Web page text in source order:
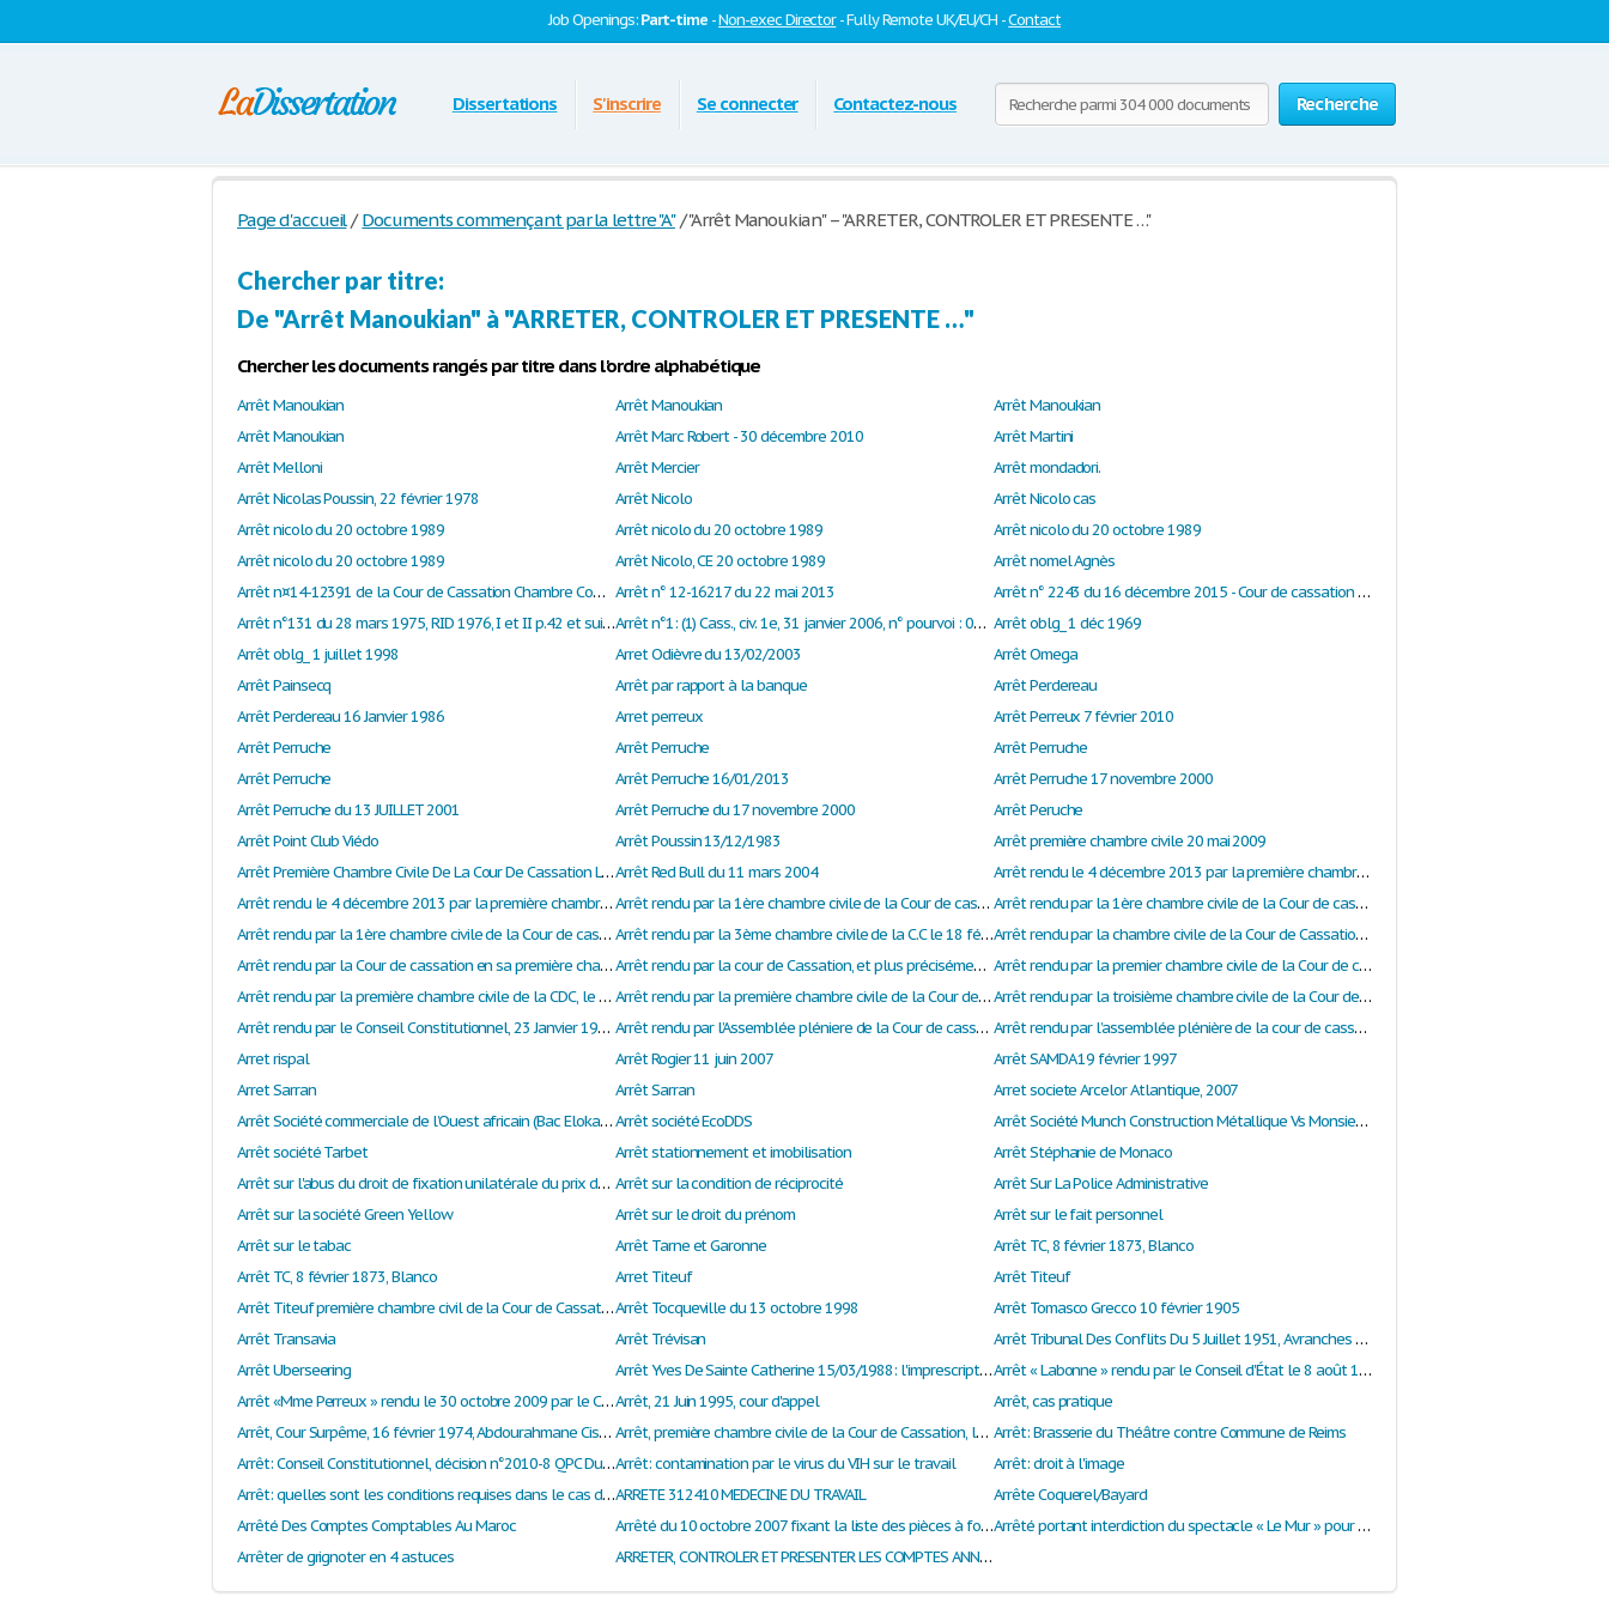
Job Openings:Part-time -Non-exec Director- Fully Remote UK/EU/CH -Contact
Recherche
Dissertations S'inscrire Se connecter Contactez-nous
Page d'accueil / Documents commençant par la lettre "A" /"Arrêt Manoukian" – "ARRETER, CONTROLER ET PRESENTE …"
Chercher par titre:
De "Arrêt Manoukian" à "ARRETER, CONTROLER ET PRESENTE …"
Chercher les documents rangés par titre dans l'ordre alphabétique
Arrêt Manoukian Arrêt Manoukian
Arrêt Manoukian
Arrêt Manoukian
Arrêt Marc Robert - 30 décembre 2010
Arrêt Martini
Arrêt Melloni
Arrêt Mercier
Arrêt mondadori.
Arrêt Nicolas Poussin, 22 février 1978
Arrêt Nicolo
Arrêt Nicolo cas
Arrêt nicolo du 20 octobre 1989
Arrêt nicolo du 20 octobre 1989
Arrêt nicolo du 20 octobre 1989
Arrêt nicolo du 20 octobre 1989
Arrêt Nicolo, CE 20 octobre 1989
Arrêt nomel Agnès
Arrêt n¤14-12391 de la Cour de Cassation Chambre Commerciale Arrêt n° 12-16217 du 22 mai 2013
Arrêt n° 2243 du 16 décembre 2015 - Cour de cassation - Chambre sociale
Arrêt n°131 du 28 mars 1975, RID 1976, I et II p.42 et suivants
Arrêt n°1: (1) Cass., civ. 1e, 31 janvier 2006, n° pourvoi : 02-19398 Arrêt oblg_ 1 déc 1969
Arrêt oblg_ 1 juillet 1998
Arret Odièvre du 13/02/2003
Arrêt Omega
Arrêt Painsecq
Arrêt par rapport à la banque
Arrêt Perdereau
Arrêt Perdereau 16 Janvier 1986
Arret perreux
Arrêt Perreux 7 février 2010
Arrêt Perruche
Arrêt Perruche
Arrêt Perruche
Arrêt Perruche
Arrêt Perruche 16/01/2013
Arrêt Perruche 17 novembre 2000
Arrêt Perruche du 13 JUILLET 2001
Arrêt Perruche du 17 novembre 2000
Arrêt Peruche
Arrêt Point Club Viédo
Arrêt Poussin 13/12/1983
Arrêt première chambre civile 20 mai 2009
Arrêt Première Chambre Civile De La Cour De Cassation Le 4 Novembre 2011Arrêt Red Bull du 11 mars 2004
Arrêt rendu le 4 décembre 2013 par la première chambre civile de la Cour de cassation relatif au principe de prohibition d’un mariage.
Arrêt rendu le 4 décembre 2013 par la première chambre civile de la Cour de cassation relatif au principe de prohibition d’un mariage.
Arrêt rendu par la 1ère chambre civile de la Cour de cassation du 25 avril 2007
Arrêt rendu par la 1ère chambre civile de la Cour de cassation le 25 février 2016
Arrêt rendu par la 1ère chambre civile de la Cour de cassation le 28 janvier 2015
Arrêt rendu par la 3ème chambre civile de la C.C le 18 février 2015
Arrêt rendu par la chambre civile de la Cour de Cassation le 2 décembre 1997 relatif à la nullité du mariage
Arrêt rendu par la Cour de cassation en sa première chambre civil, le 3 mai 2000.
Arrêt rendu par la cour de Cassation, et plus précisément par l’assemblée plénière, le 11 décembre 1992.
Arrêt rendu par la premier chambre civile de la Cour de cassation en date du 29 octobre 2014: Campinoise et Ferrand Company
Arrêt rendu par la première chambre civile de la CDC, le 17 décembre 2015
Arrêt rendu par la première chambre civile de la Cour de cassation le 6 février 2008 à propos de l’établissement d’un acte d’enfant sans vie
Arrêt rendu par la troisième chambre civile de la Cour de cassation en date du 28 novembre 2019
Arrêt rendu par le Conseil Constitutionnel, 23 Janvier 1987, Conseil De La Concurrence
Arrêt rendu par l’Assemblée pléniere de la Cour de cassation du 29 juin 2001
Arrêt rendu par l’assemblée plénière de la cour de cassation le 31 mai 1991
Arret rispal
Arrêt Rogier 11 juin 2007
Arrêt SAMDA 19 février 1997
Arret Sarran
Arrêt Sarran
Arret societe Arcelor Atlantique, 2007
Arrêt Société commerciale de l’Ouest africain (Bac Eloka) - Droit administratifArrêt société EcoDDS
Arrêt Société Munch Construction Métallique Vs Monsieur X
Arrêt société Tarbet
Arrêt stationnement et imobilisation
Arrêt Stéphanie de Monaco
Arrêt sur l'abus du droit de fixation unilatérale du prix dans le cadre d'un contrat d'approvisionnement exclusif Arrêt sur la condition de réciprocité
Arrêt Sur La Police Administrative
Arrêt sur la société Green Yellow
Arrêt sur le droit du prénom
Arrêt sur le fait personnel
Arrêt sur le tabac
Arrêt Tarne et Garonne
Arrêt TC, 8 février 1873, Blanco
Arrêt TC, 8 février 1873, Blanco
Arret Titeuf
Arrêt Titeuf
Arrêt Titeuf première chambre civil de la Cour de Cassation en date du 15 février 2012Arrêt Tocqueville du 13 octobre 1998
Arrêt Tomasco Grecco 10 février 1905
Arrêt Transavia
Arrêt Trévisan
Arrêt Tribunal Des Conflits Du 5 Juillet 1951, Avranches Et Desmarets
Arrêt Uberseering
Arrêt Yves De Sainte Catherine 15/03/1988: l'imprescriptibilité du nom
Arrêt « Labonne » rendu par le Conseil d'État le 8 août 1919
Arrêt «Mme Perreux » rendu le 30 octobre 2009 par le Conseil d'ÉtatArrêt, 21 Juin 1995, cour d'appel
Arrêt, cas pratique
Arrêt, Cour Surpême, 16 février 1974, Abdourahmane Cissé, Annales Africaines, 1974, p.98
Arrêt, première chambre civile de la Cour de Cassation, le 15 novembre 2017. Arrêt: Brasserie du Théâtre contre Commune de Reims
Arrêt: Conseil Constitutionnel, décision n°2010-8 QPC Du 18 Juin 2010 - Epoux L (faute Inexcusable De L'employeur)Arrêt: contamination par le virus du VIH sur le travail
Arrêt: droit à l'image
Arrêt: quelles sont les conditions requises dans le cas de la délégation de l’autorité parentale entre personnes de même sexe de sorte que l’intérêt personnel de l’enfant prime ?ARRETE 312410 MEDECINE DU TRAVAIL
Arrête Coquerel/Bayard
Arrêté Des Comptes Comptables Au Maroc
Arrêté du 10 octobre 2007 fixant la liste des pièces à fournir à l'appui d'une demande d'autorisation de travail
Arrêté portant interdiction du spectacle « Le Mur » pour des raisons tenant à la protection de l’ordre public.
Arrêter de grignoter en 4 astuces
ARRETER, CONTROLER ET PRESENTER LES COMPTES ANNUELS - DEVOIR 3